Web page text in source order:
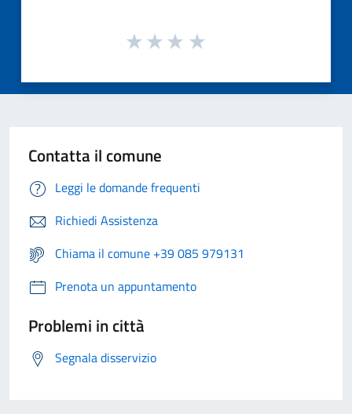
Contatta il comune
Leggi le domande frequenti
Richiedi Assistenza
Chiama il comune +39 085 979131
Prenota un appuntamento
Problemi in città
Segnala disservizio